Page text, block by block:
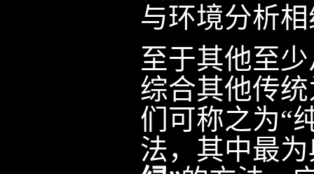
与环境分析
至于其他至
综合其他传
们可称之为“
法，其中最